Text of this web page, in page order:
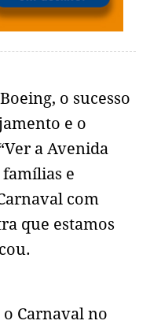
o sucesso
e o
a Avenida
famílias e
com
que estamos
Carnaval no